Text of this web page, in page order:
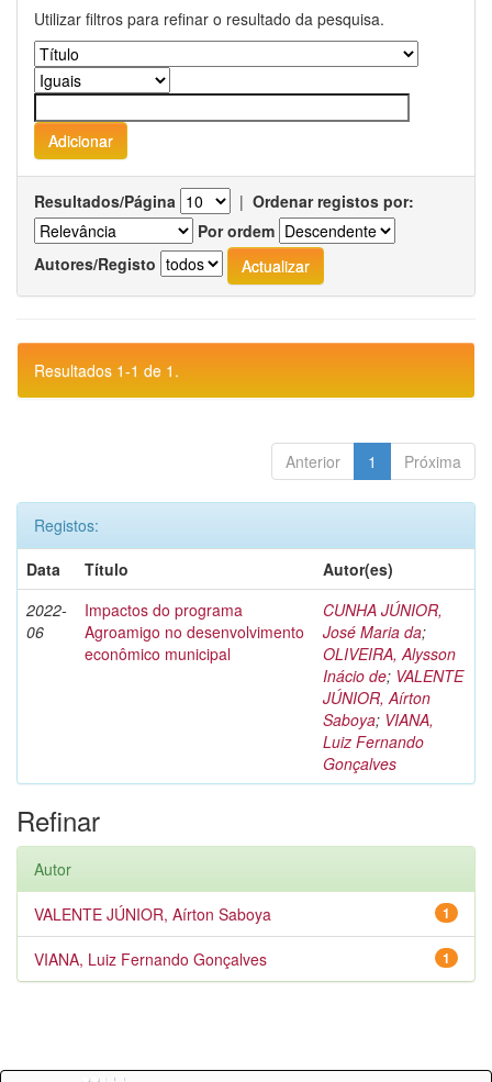
Utilizar filtros para refinar o resultado da pesquisa.
Resultados/Página | Ordenar registos por:
Por ordem
Autores/Registo
Resultados 1-1 de 1.
Anterior 1 Próxima
Registos:
Data
Título
Autor(es)
2022-
06
Impactos do programa
Agroamigo no desenvolvimento
econômico municipal
CUNHA JÚNIOR,
José Maria da;
OLIVEIRA, Alysson
Inácio de; VALENTE
JÚNIOR, Aírton
Saboya; VIANA,
Luiz Fernando
Gonçalves
Refinar
Autor
1
VALENTE JÚNIOR, Aírton Saboya
1
VIANA, Luiz Fernando Gonçalves